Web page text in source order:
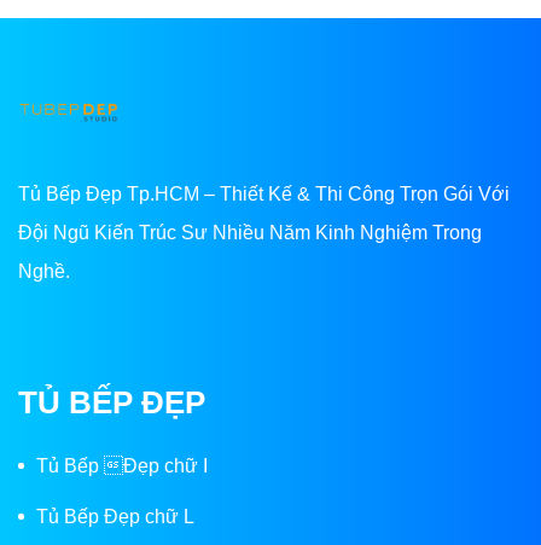
Tủ Bếp Đẹp Tp.HCM – Thiết Kế & Thi Công Trọn Gói Với
Đội Ngũ Kiến Trúc Sư Nhiều Năm Kinh Nghiệm Trong
Nghề.
TỦ BẾP ĐẸP
Tủ Bếp Đẹp chữ I
Tủ Bếp Đẹp chữ L